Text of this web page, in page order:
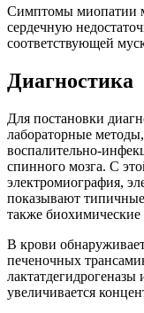
Симптомы миопатии
сердечную
соответствующей
Диагностика
Для постановки
лабораторные
воспалительно-
спинного мозга. С
электромиография,
показывают
также
В крови
печеночных
увеличивается